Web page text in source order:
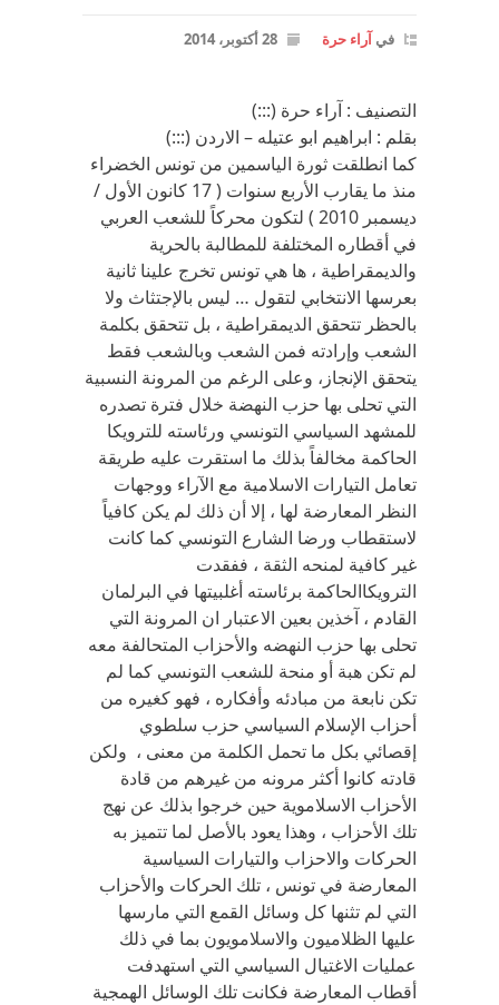
فيآراء حرة 28 أكتوبر، 2014
التصنيف : آراء حرة (:::)
بقلم : ابراهيم ابو عتيله – الاردن (:::)
كما انطلقت ثورة الياسمين من تونس الخضراء
منذ ما يقارب الأربع سنوات ( 17 كانون الأول /
ديسمبر 2010 ) لتكون محركاً للشعب العربي
في أقطاره المختلفة للمطالبة بالحرية
والديمقراطية ، ها هي تونس تخرج علينا ثانية
بعرسها الانتخابي لتقول … ليس بالإجتثاث ولا
بالحظر تتحقق الديمقراطية ، بل تتحقق بكلمة
الشعب وإرادته فمن الشعب وبالشعب فقط
يتحقق الإنجاز، وعلى الرغم من المرونة النسبية
التي تحلى بها حزب النهضة خلال فترة تصدره
للمشهد السياسي التونسي ورئاسته للترويكا
الحاكمة مخالفاً بذلك ما استقرت عليه طريقة
تعامل التيارات الاسلامية مع الآراء ووجهات
النظر المعارضة لها ، إلا أن ذلك لم يكن كافياً
لاستقطاب ورضا الشارع التونسي كما كانت
غير كافية لمنحه الثقة ، ففقدت
الترويكاالحاكمة برئاسته أغلبيتها في البرلمان
القادم ، آخذين بعين الاعتبار ان المرونة التي
تحلى بها حزب النهضه والأحزاب المتحالفة معه
لم تكن هبة أو منحة للشعب التونسي كما لم
تكن نابعة من مبادئه وأفكاره ، فهو كغيره من
أحزاب الإسلام السياسي حزب سلطوي
إقصائي بكل ما تحمل الكلمة من معنى ، ولكن
قادته كانوا أكثر مرونه من غيرهم من قادة
الأحزاب الاسلاموية حين خرجوا بذلك عن نهج
تلك الأحزاب ، وهذا يعود بالأصل لما تتميز به
الحركات والاحزاب والتيارات السياسية
المعارضة في تونس ، تلك الحركات والأحزاب
التي لم تثنها كل وسائل القمع التي مارسها
عليها الظلاميون والاسلامويون بما في ذلك
عمليات الاغتيال السياسي التي استهدفت
أقطاب المعارضة فكانت تلك الوسائل الهمجية